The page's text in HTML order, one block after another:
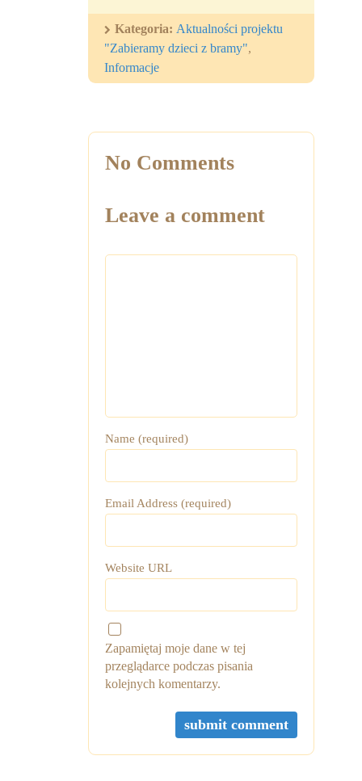
Rekrutacja Widzew
MALUCH PLUS
Kategoria: Aktualności projektu
"Zabieramy dzieci z bramy",
Informacje
No Comments
Leave a comment
Name (required)
Email Address (required)
Website URL
Zapamiętaj moje dane w tej
przeglądarce podczas pisania
kolejnych komentarzy.